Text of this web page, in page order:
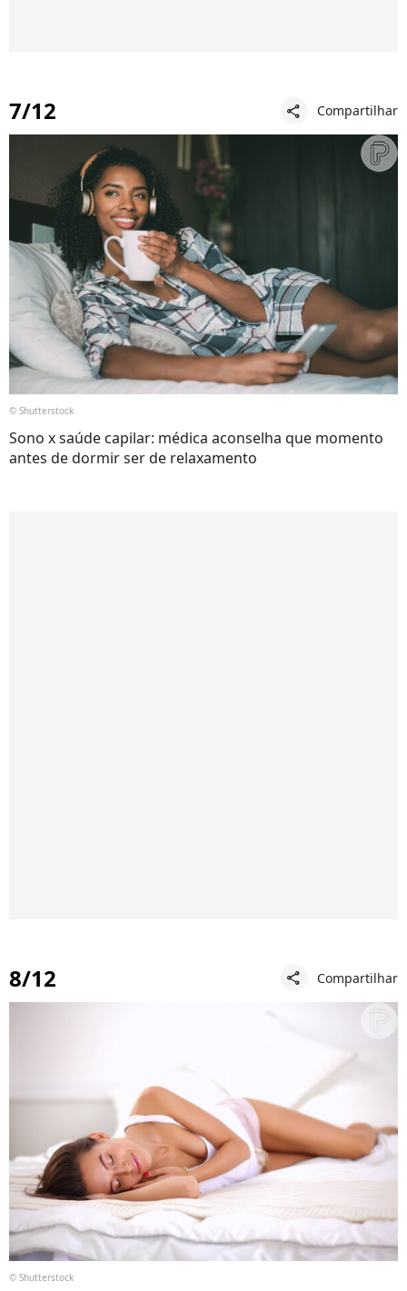
7/12 share Compartilhar
© Shutterstock
Sono x saúde capilar: médica aconselha que momento
antes de dormir ser de relaxamento
8/12 share Compartilhar
© Shutterstock